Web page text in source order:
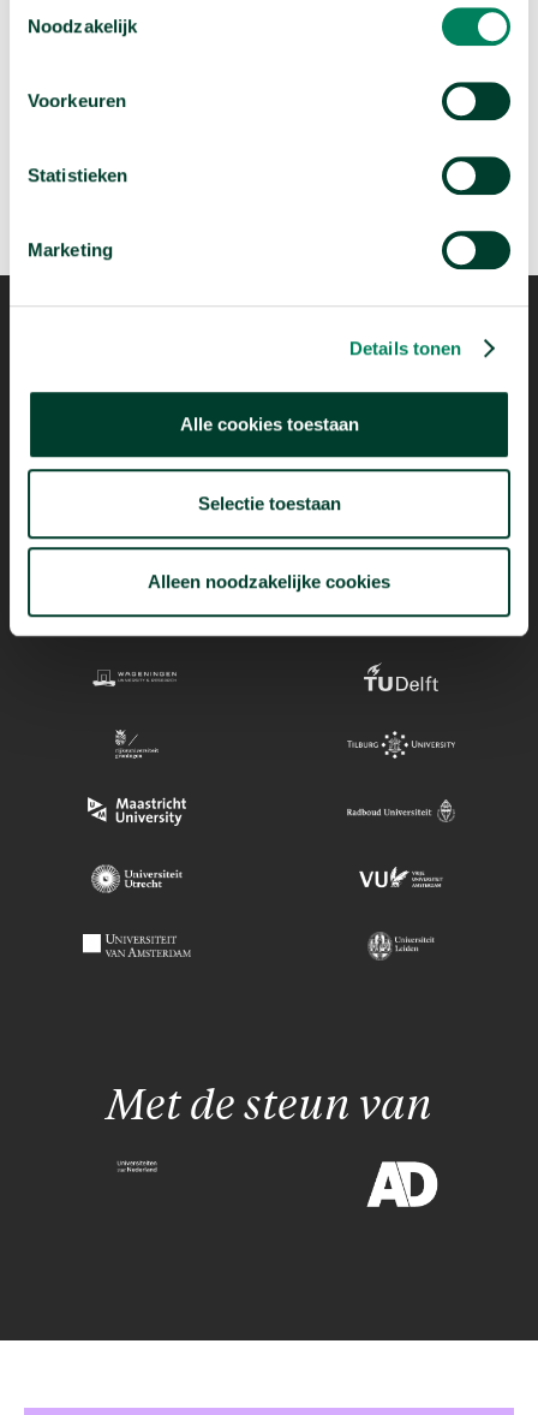
Noodzakelijk
Voorkeuren
Statistieken
Marketing
Details tonen
Alle cookies toestaan
Selectie toestaan
Alleen noodzakelijke cookies
Bekijk deze video arrow_forward
Mogelijk dankzij
Met de steun van